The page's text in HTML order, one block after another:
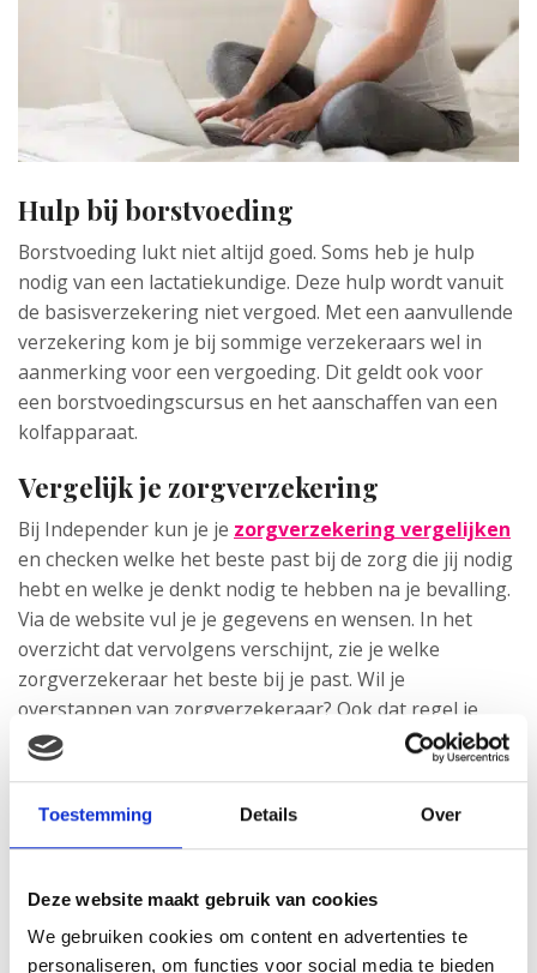
Toestemming Details Over
Deze website maakt gebruik van cookies
We gebruiken cookies om content en advertenties te
personaliseren, om functies voor social media te bieden
Hulp bij borstvoeding
Borstvoeding lukt niet altijd goed. Soms heb je hulp
nodig van een lactatiekundige. Deze hulp wordt vanuit
de basisverzekering niet vergoed. Met een aanvullende
verzekering kom je bij sommige verzekeraars wel in
aanmerking voor een vergoeding. Dit geldt ook voor
een borstvoedingscursus en het aanschaffen van een
kolfapparaat.
Vergelijk je zorgverzekering
Bij Independer kun je je zorgverzekering vergelijken
en checken welke het beste past bij de zorg die jij nodig
hebt en welke je denkt nodig te hebben na je bevalling.
Via de website vul je je gegevens en wensen. In het
overzicht dat vervolgens verschijnt, zie je welke
zorgverzekeraar het beste bij je past. Wil je
overstappen van zorgverzekeraar? Ook dat regel je
makkelijk en snel via Independer.